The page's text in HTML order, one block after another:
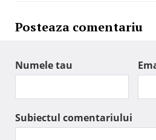
Posteaza comentariu
Numele tau
Subiectul comentariului